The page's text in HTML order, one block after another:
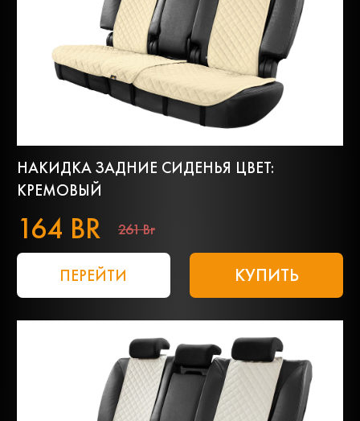
НАКИДКА ЗАДНИЕ СИДЕНЬЯ ЦВЕТ:
КРЕМОВЫЙ
164 BR 261 Br
ПЕРЕЙТИ КУПИТЬ